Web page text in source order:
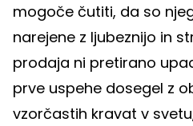
mogoče čutiti, da so
narejene z ljubeznijo in
prodaja ni pretirano
prve uspehe dosegel z
vzorčastih kravat v